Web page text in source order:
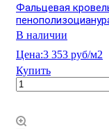
Фальцевая
В наличии
Цена:3 353 руб/м2
Купить